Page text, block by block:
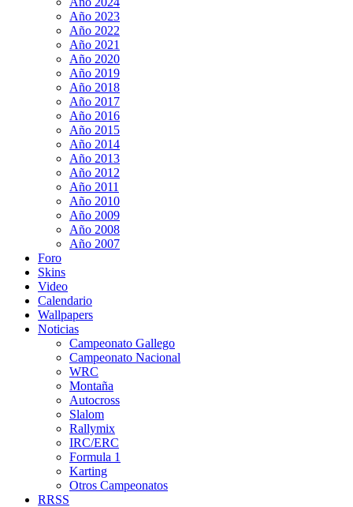
Año 2023
Año 2022
Año 2021
Año 2020
Año 2019
Año 2018
Año 2017
Año 2016
Año 2015
Año 2014
Año 2013
Año 2012
Año 2011
Año 2010
Año 2009
Año 2008
Año 2007
Foro
Skins
Video
Calendario
Wallpapers
Noticias
Campeonato Gallego
Campeonato Nacional
WRC
Montaña
Autocross
Slalom
Rallymix
IRC/ERC
Formula 1
Karting
Otros Campeonatos
RRSS